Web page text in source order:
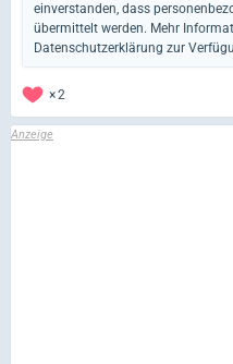
einverstanden, dass
übermittelt werden. Mehr
Datenschutzerklärung zur
2